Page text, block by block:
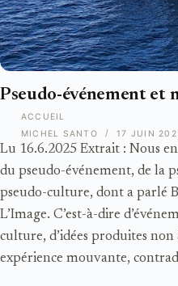
ACCUEIL
Pseudo-événement et
Lu 16.6.2025 Extrait : Nous
du pseudo-événement, de la
pseudo-culture, dont a parlé
L’Image. C’est-à-dire
culture, d’idées produites non
expérience mouvante,
MICHEL SANTO 17 JUIN